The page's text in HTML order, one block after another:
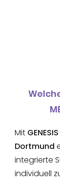
Mit
Dortmund
integrierte
individuell